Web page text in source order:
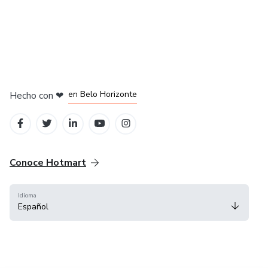
Hecho con ❤ en Belo Horizonte
Conoce Hotmart
Idioma
Español